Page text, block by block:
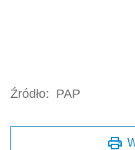
Źródło: PAP